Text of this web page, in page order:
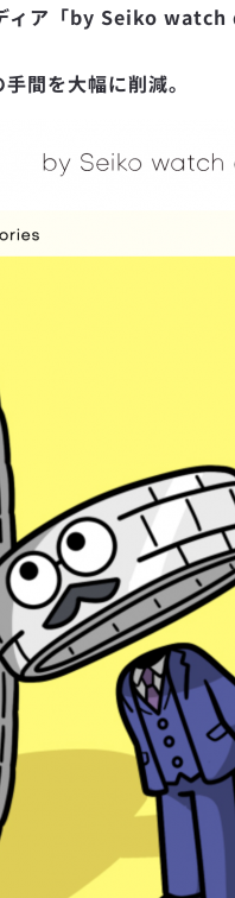
ィア「by Seiko
間を大幅に削減。